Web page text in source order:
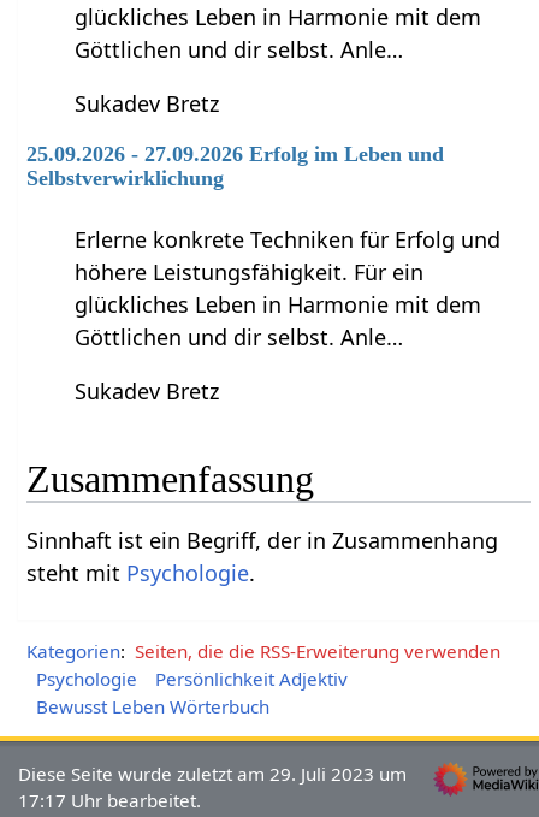
glückliches Leben in Harmonie mit dem
Göttlichen und dir selbst. Anle…
Sukadev Bretz
25.09.2026 - 27.09.2026 Erfolg im Leben und
Selbstverwirklichung
Erlerne konkrete Techniken für Erfolg und
höhere Leistungsfähigkeit. Für ein
glückliches Leben in Harmonie mit dem
Göttlichen und dir selbst. Anle…
Sukadev Bretz
Zusammenfassung
Sinnhaft‏‎ ist ein Begriff, der in Zusammenhang
steht mit Psychologie.
Kategorien: Seiten, die die RSS-Erweiterung verwenden
Psychologie
Persönlichkeit Adjektiv
Bewusst Leben Wörterbuch
Diese Seite wurde zuletzt am 29. Juli 2023 um
17:17 Uhr bearbeitet.